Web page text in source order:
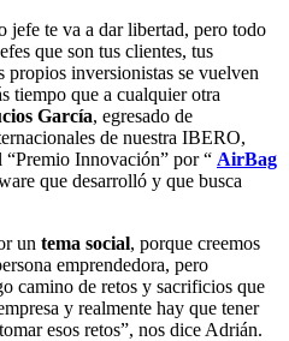
jefe te va a dar libertad, pero todo
que son tus clientes, tus
propios inversionistas se vuelven
tiempo que a cualquier otra
García, egresado de
de nuestra IBERO,
Innovación” por “ AirBag
que desarrolló y que busca
un tema social, porque creemos
emprendedora, pero
camino de retos y sacrificios que
y realmente hay que tener
esos retos”, nos dice Adrián.